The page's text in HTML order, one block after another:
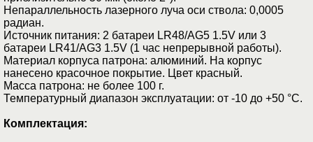
Непараллельность лазерного луча оси ствола: 0,0005
радиан.
Источник питания: 2 батареи LR48/AG5 1.5V или 3
батареи LR41/AG3 1.5V (1 час непрерывной работы).
Материал корпуса патрона: алюминий. На корпус
нанесено красочное покрытие. Цвет красный.
Масса патрона: не более 100 г.
Температурный диапазон эксплуатации: от -10 до +50 °C.
Комплектация: